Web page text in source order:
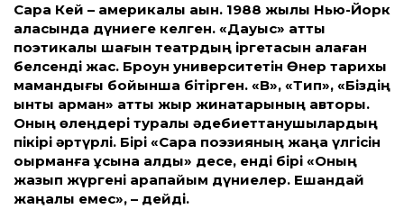
Сара Кей – америкалық ақын. 1988 жылы Нью-Йорк
қаласында дүниеге келген. «Дауыс» атты
поэтикалық шағын театрдың іргетасын қалаған
белсенді жас. Броун университетін Өнер тарихы
мамандығы бойынша бітірген. «B», «Тип», «Біздің
ынтық арман» атты жыр жинақтарының авторы.
Оның өлеңдері туралы әдебиеттанушылардың
пікірі әртүрлі. Бірі «Сара поэзияның жаңа үлгісін
оқырманға ұсына алды» десе, енді бірі «Оның
жазып жүргені қарапайым дүниелер. Ешқандай
жаңалық емес», – дейді.